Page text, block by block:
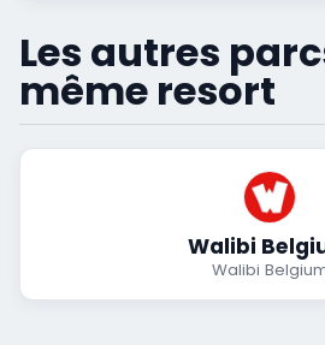
Les autres
même resort
Walibi
Walibi